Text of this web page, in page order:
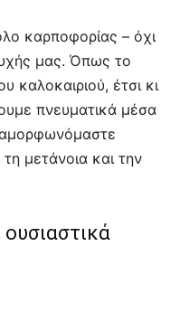
καρποφορίας – όχι
μας. Όπως το
καλοκαιριού, έτσι κι
πνευματικά μέσα
μετάνοια και την